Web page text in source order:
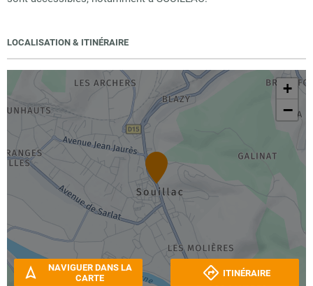
LOCALISATION & ITINÉRAIRE
+
−
NAVIGUER DANS LA
CARTE
ITINÉRAIRE